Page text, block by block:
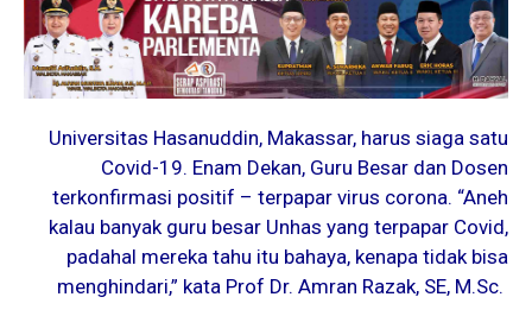
Universitas Hasanuddin, Makassar, harus siaga satu
Covid-19. Enam Dekan, Guru Besar dan Dosen
terkonfirmasi positif – terpapar virus corona. “Aneh
kalau banyak guru besar Unhas yang terpapar Covid,
padahal mereka tahu itu bahaya, kenapa tidak bisa
menghindari,” kata Prof Dr. Amran Razak, SE, M.Sc.